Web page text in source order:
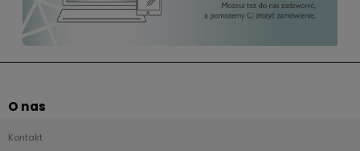
O nas
Kontakt